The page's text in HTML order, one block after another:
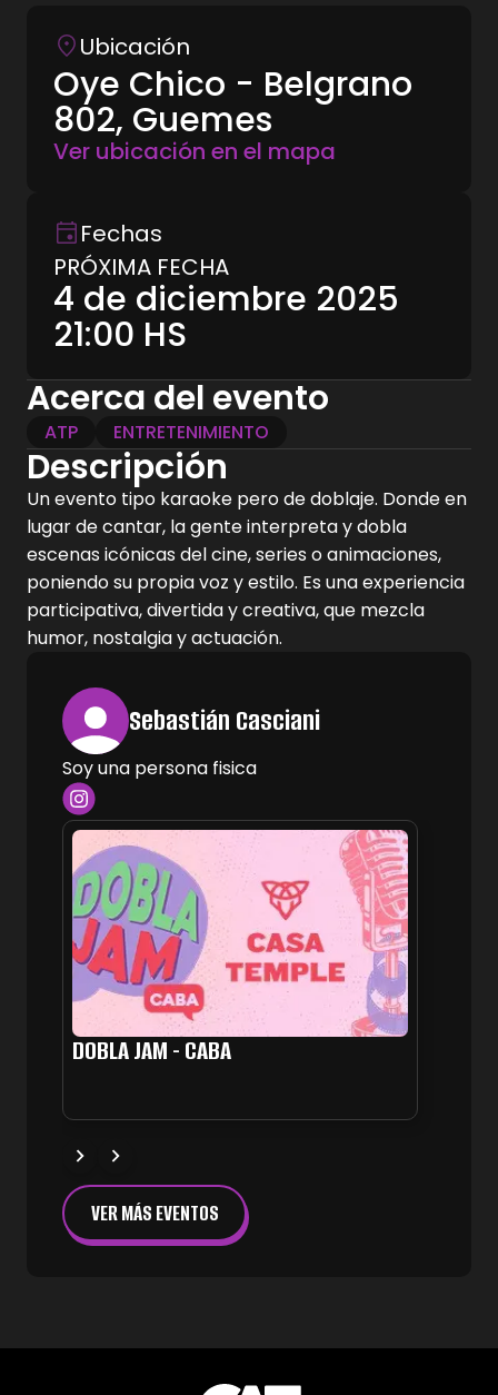
Ubicación
Oye Chico - Belgrano
802, Guemes
Ver ubicación en el mapa
Fechas
PRÓXIMA FECHA
4 de diciembre 2025
21:00 HS
Acerca del evento
ATP ENTRETENIMIENTO
Descripción
Un evento tipo karaoke pero de doblaje. Donde en
lugar de cantar, la gente interpreta y dobla
escenas icónicas del cine, series o animaciones,
poniendo su propia voz y estilo. Es una experiencia
participativa, divertida y creativa, que mezcla
humor, nostalgia y actuación.
Sebastián Casciani
Soy una persona fisica
DOBLA JAM - CABA
VER MÁS EVENTOS